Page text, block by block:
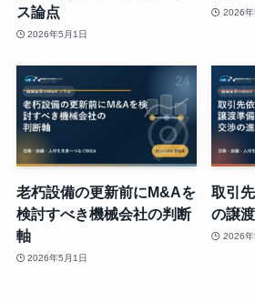
ス論点
2026年5月1日
2026年
老朽設備の更新前にM&Aを
検討すべき機械会社の判断
軸
2026年5月1日
取引
の譲
2026年